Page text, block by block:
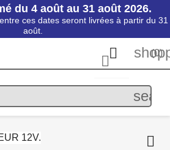
du 4 août au 31 août 2026.
ces dates seront livrées à partir du 31
août.
 (0)

